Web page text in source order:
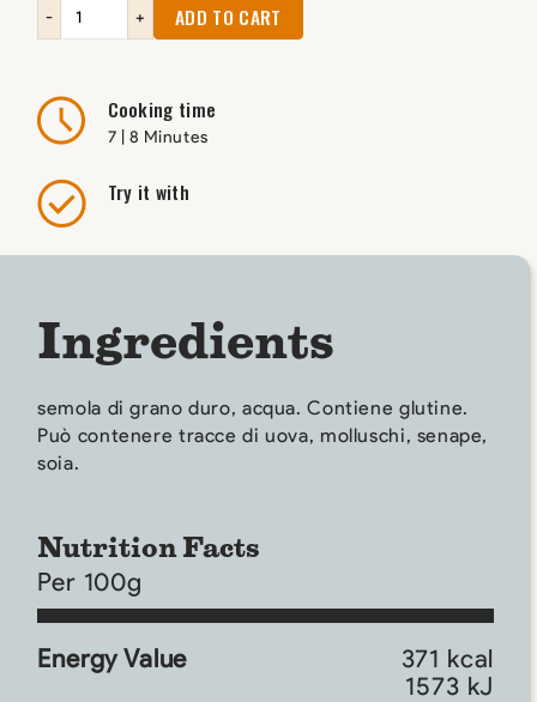
- + ADD TO CART
Cooking time
7 | 8 Minutes
Try it with
Ingredients
semola di grano duro, acqua. Contiene glutine.
Può contenere tracce di uova, molluschi, senape,
soia.
Nutrition Facts
Per 100g
Energy Value
371 kcal
1573 kJ